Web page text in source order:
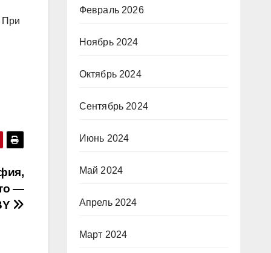
При
—
Февраль 2026
Ноябрь 2024
Октябрь 2024
Сентябрь 2024
Июнь 2024
Май 2024
Апрель 2024
Март 2024